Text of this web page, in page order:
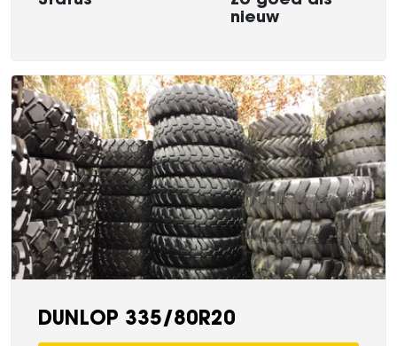
nieuw
DUNLOP 335/80R20